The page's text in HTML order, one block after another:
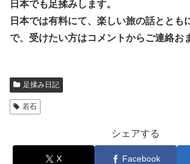
日本でも足揉みします。
日本では有料にて、楽しい旅の話ととも
で、受けたい方はコメントからご連絡お
足揉み日記
若石
シェアする
X Facebook